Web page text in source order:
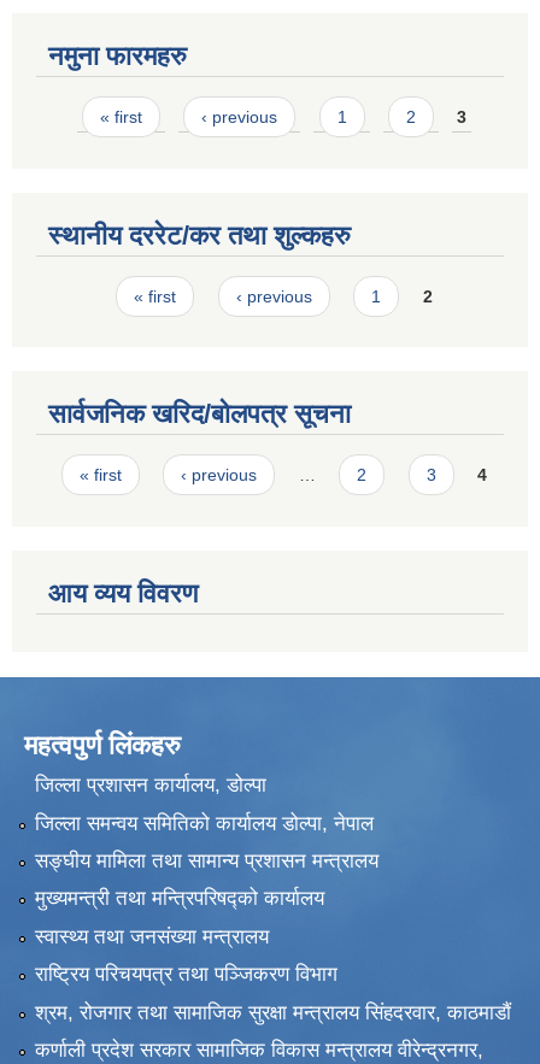
नमुना फारमहरु
Pages
« first ‹ previous 1 2 3
स्थानीय दररेट/कर तथा शुल्कहरु
Pages« first ‹ previous 1 2
सार्वजनिक खरिद/बोलपत्र सूचना
Pages
« first ‹ previous … 2 3 4
आय व्यय विवरण
महत्वपुर्ण लिंकहरु
जिल्ला प्रशासन कार्यालय, डोल्पा
जिल्ला समन्वय समितिको कार्यालय डोल्पा, नेपाल
सङ्‍घीय मामिला तथा सामान्य प्रशासन मन्त्रालय
मुख्यमन्त्री तथा मन्त्रिपरिषद्को कार्यालय
स्वास्थ्य तथा जनसंख्या मन्त्रालय
राष्ट्रिय परिचयपत्र तथा पञ्जिकरण विभाग
श्रम, रोजगार तथा सामाजिक सुरक्षा मन्त्रालय सिंहदरवार, काठमाडाैं
कर्णाली प्रदेश सरकार सामाजिक विकास मन्त्रालय वीरेन्द्रनगर,